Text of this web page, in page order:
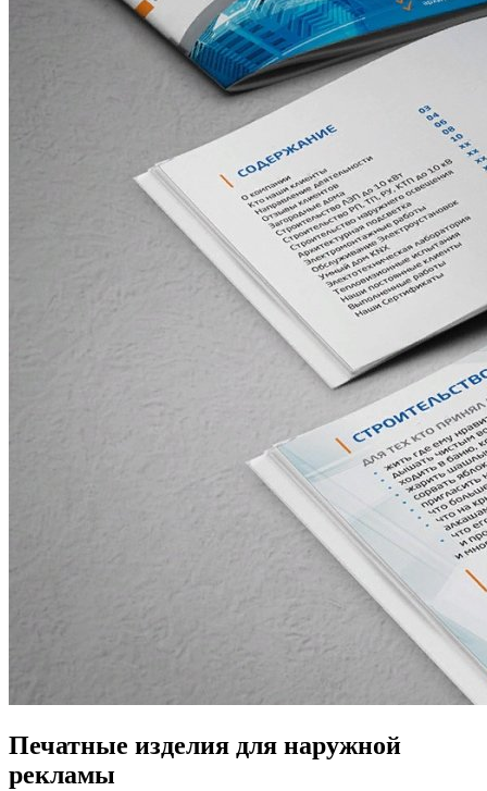
Печатные изделия для наружной
рекламы